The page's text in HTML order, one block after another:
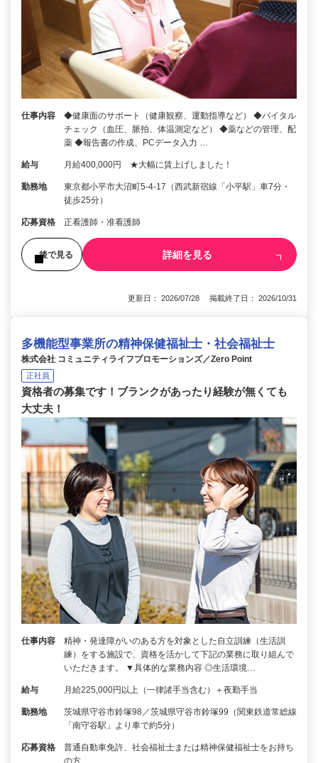
仕事内容
◆健康面のサポート（健康観察、運動指導など） ◆バイタル
チェック（血圧、脈拍、体温測定など） ◆薬などの管理、配
薬 ◆報告書の作成、PCデータ入力 …
給与 月給400,000円 ★大幅に賃上げしました！
勤務地
東京都小平市大沼町5-4-17（西武新宿線「小平駅」車7分・
徒歩25分）
応募資格 正看護師・准看護師
後で見る 詳細を見る
更新日： 2026/07/28 掲載終了日： 2026/10/31
多機能型事業所の精神保健福祉士・社会福祉士
株式会社 コミュニティライフプロモーションズ／Zero Point
正社員
資格者の募集です！ブランクがあったり経験が無くても
大丈夫！
仕事内容
精神・発達障がいのある方を対象とした自立訓練（生活訓
練）をする施設で、資格を活かして下記の業務に取り組んで
いただきます。 ▼具体的な業務内容 ◎生活環境…
給与 月給225,000円以上（一律諸手当含む）＋夜勤手当
勤務地
茨城県守谷市鈴塚98／茨城県守谷市鈴塚99（関東鉄道常総線
「南守谷駅」より車で約5分）
応募資格
普通自動車免許、社会福祉士または精神保健福祉士をお持ち
の方